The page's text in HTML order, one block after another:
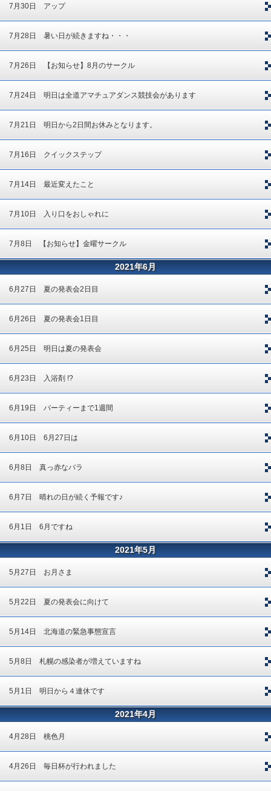
7月30日 アップ
7月28日 暑い日が続きますね・・・
7月26日 【お知らせ】8月のサークル
7月24日 明日は全道アマチュアダンス競技会があります
7月21日 明日から2日間お休みとなります。
7月16日 クイックステップ
7月14日 最近変えたこと
7月10日 入り口をおしゃれに
7月8日 【お知らせ】金曜サークル
2021年6月
6月27日 夏の発表会2日目
6月26日 夏の発表会1日目
6月25日 明日は夏の発表会
6月23日 入浴剤 !?
6月19日 パーティーまで1週間
6月10日 6月27日は
6月8日 真っ赤なバラ
6月7日 晴れの日が続く予報です♪
6月1日 6月ですね
2021年5月
5月27日 お月さま
5月22日 夏の発表会に向けて
5月14日 北海道の緊急事態宣言
5月8日 札幌の感染者が増えていますね
5月1日 明日から４連休です
2021年4月
4月28日 桃色月
4月26日 毎日杯が行われました